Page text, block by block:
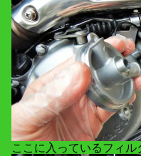
ここに入っているフィル